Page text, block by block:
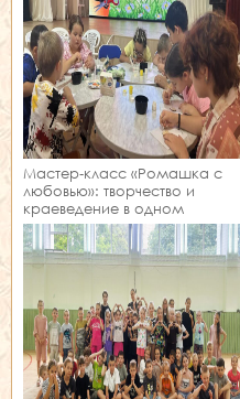
Мастер‑класс «Ромашка с
любовью»: творчество и
краеведение в одном
занятии!